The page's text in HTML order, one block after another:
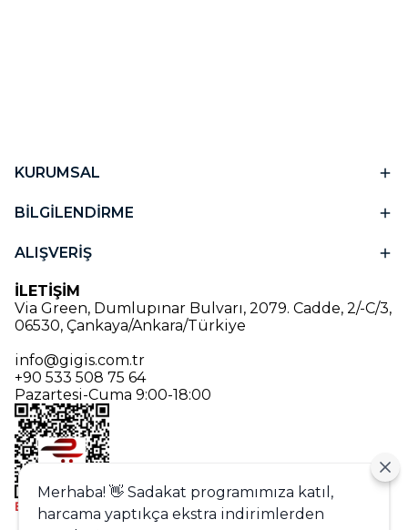
Alışveriş deneyiminizi iyileştirmek için
KURUMSAL
BİLGİLENDİRME
ALIŞVERİŞ
İLETİŞİM
Via Green, Dumlupınar Bulvarı, 2079. Cadde, 2/-C/3,
06530, Çankaya/Ankara/Türkiye
info@gigis.com.tr
+90 533 508 75 64
Pazartesi-Cuma 9:00-18:00
Merhaba! 👋 Sadakat programımıza katıl,
harcama yaptıkça ekstra indirimlerden